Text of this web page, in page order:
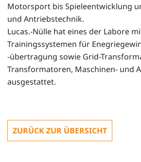
Motorsport bis Spieleentwicklung
und Antriebstechnik.
Lucas.-Nülle hat eines der Labore
Trainingssystemen für
-übertragung sowie Grid-
Transformatoren, Maschinen- und
ausgestattet.
ZURÜCK ZUR ÜBERSICHT